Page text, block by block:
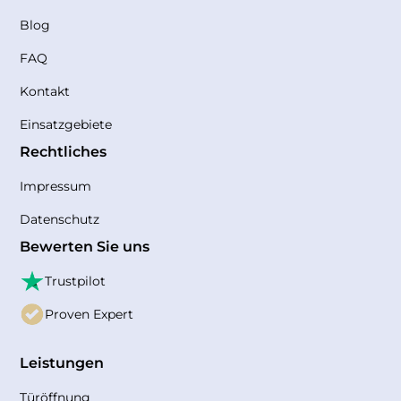
Blog
FAQ
Kontakt
Einsatzgebiete
Rechtliches
Impressum
Datenschutz
Bewerten Sie uns
Trustpilot
Proven Expert
Leistungen
Türöffnung